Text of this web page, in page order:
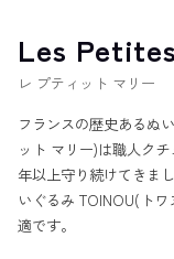
Les
レ プティット マリー
フランスの歴史あるぬ
ット マリー)は職人ク
年以上守り続けてきま
いぐるみ TOINOU(ト
適です。